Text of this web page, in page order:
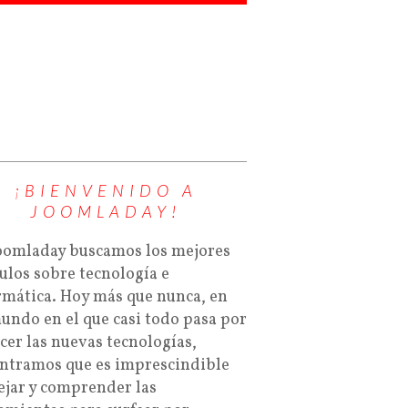
¡BIENVENIDO A
JOOMLADAY!
buscamos los mejores
sobre tecnología e
Hoy más que nunca, en
en el que casi todo pasa por
las nuevas tecnologías,
que es imprescindible
y comprender las